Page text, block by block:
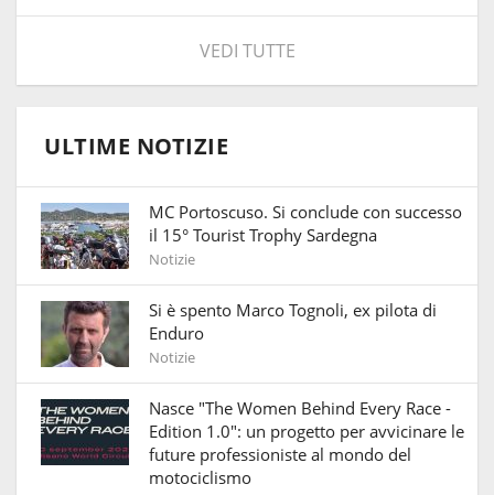
VEDI TUTTE
ULTIME NOTIZIE
MC Portoscuso. Si conclude con successo
il 15° Tourist Trophy Sardegna
Notizie
Si è spento Marco Tognoli, ex pilota di
Enduro
Notizie
Nasce "The Women Behind Every Race -
Edition 1.0": un progetto per avvicinare le
future professioniste al mondo del
motociclismo